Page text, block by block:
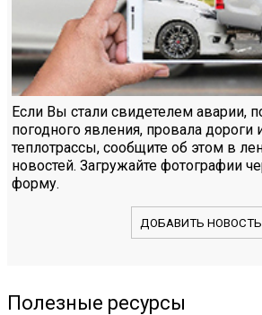
Если Вы стали свидетелем аварии,
погодного явления, провала
теплотрассы, сообщите об этом в
новостей. Загружайте фотографии
форму.
ДОБАВИТЬ НОВОСТЬ
Полезные ресурсы